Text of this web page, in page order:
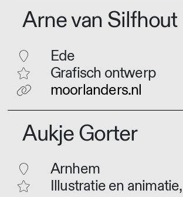
Arne van Silfhout
Ede
Grafisch ontwerp
moorlanders.nl
Aukje Gorter
Arnhem
Illustratie en